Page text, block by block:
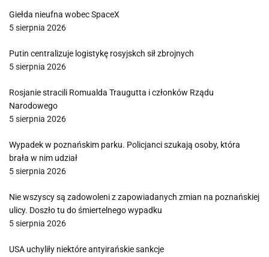
Giełda nieufna wobec SpaceX
5 sierpnia 2026
Putin centralizuje logistykę rosyjskch sił zbrojnych
5 sierpnia 2026
Rosjanie stracili Romualda Traugutta i członków Rządu
Narodowego
5 sierpnia 2026
Wypadek w poznańskim parku. Policjanci szukają osoby, która
brała w nim udział
5 sierpnia 2026
Nie wszyscy są zadowoleni z zapowiadanych zmian na poznańskiej
ulicy. Doszło tu do śmiertelnego wypadku
5 sierpnia 2026
USA uchyliły niektóre antyirańskie sankcje